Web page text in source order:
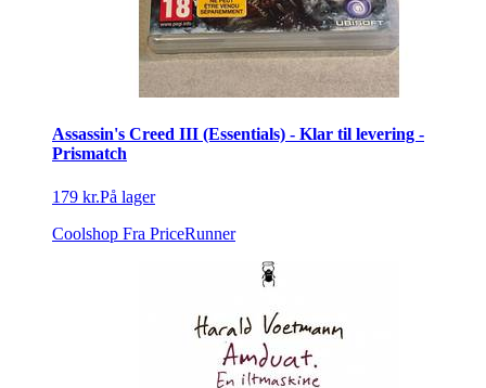
Assassin's Creed III (Essentials) - Klar til levering -
Prismatch
179 kr.På lager
Coolshop Fra PriceRunner